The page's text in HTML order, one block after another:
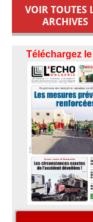
VOIR TOUTES
ARCHIVES